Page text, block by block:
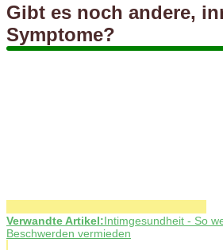
Gibt es noch andere,
Symptome?
Verwandte Artikel:Intimgesundheit - So
Beschwerden vermieden